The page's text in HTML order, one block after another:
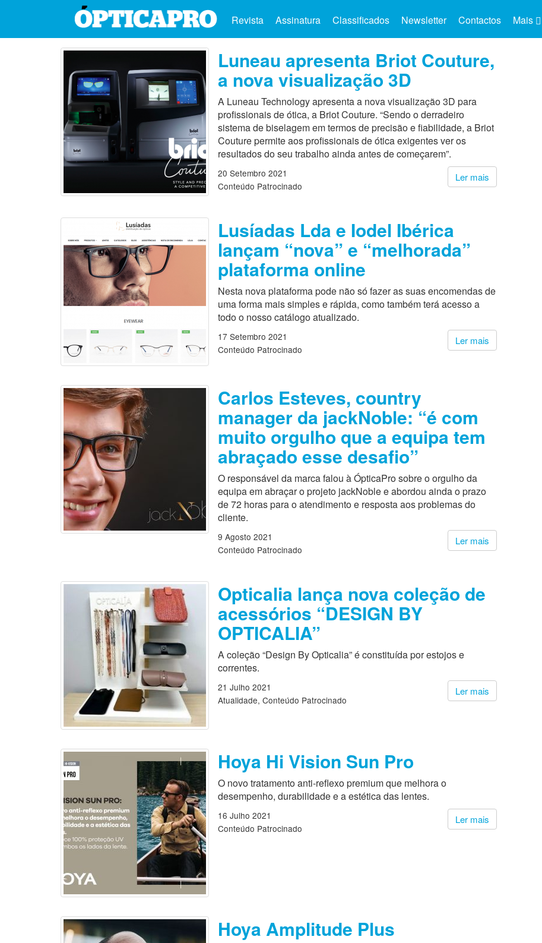
Mais
Revista Assinatura Classificados Newsletter Contactos
Luneau apresenta Briot Couture,
a nova visualização 3D
A Luneau Technology apresenta a nova visualização 3D para
profissionais de ótica, a Briot Couture. “Sendo o derradeiro
sistema de biselagem em termos de precisão e fiabilidade, a Briot
Couture permite aos profissionais de ótica exigentes ver os
resultados do seu trabalho ainda antes de começarem”.
Ler mais
20 Setembro 2021
Conteúdo Patrocinado
Lusíadas Lda e Iodel Ibérica
lançam “nova” e “melhorada”
plataforma online
Nesta nova plataforma pode não só fazer as suas encomendas de
uma forma mais simples e rápida, como também terá acesso a
todo o nosso catálogo atualizado.
Ler mais
17 Setembro 2021
Conteúdo Patrocinado
Carlos Esteves, country
manager da jackNoble: “é com
muito orgulho que a equipa tem
abraçado esse desafio”
O responsável da marca falou à ÓpticaPro sobre o orgulho da
equipa em abraçar o projeto jackNoble e abordou ainda o prazo
de 72 horas para o atendimento e resposta aos problemas do
cliente.
Ler mais
9 Agosto 2021
Conteúdo Patrocinado
Opticalia lança nova coleção de
acessórios “DESIGN BY
OPTICALIA”
A coleção “Design By Opticalia” é constituída por estojos e
correntes.
Ler mais
21 Julho 2021
Atualidade Conteúdo Patrocinado
Hoya Hi Vision Sun Pro
O novo tratamento anti-reflexo premium que melhora o
desempenho, durabilidade e a estética das lentes.
Ler mais
16 Julho 2021
Conteúdo Patrocinado
Hoya Amplitude Plus